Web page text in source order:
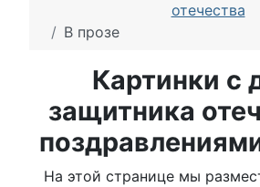
отечества
В прозе
Картинки с
защитника
На этой странице мы